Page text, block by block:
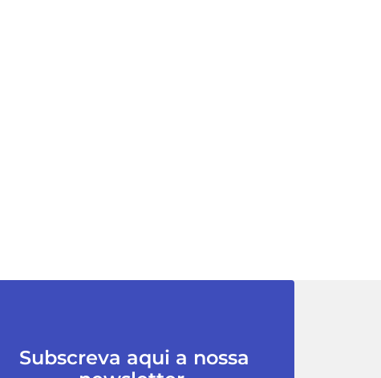
Subscreva aqui a nossa